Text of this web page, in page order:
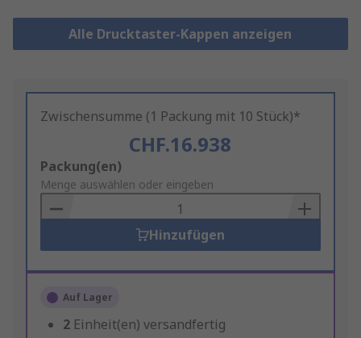
Alle Drucktaster-Kappen anzeigen
Zwischensumme (1 Packung mit 10 Stück)*
CHF.16.938
Add
to
Basket
Packung(en)
Menge auswählen oder eingeben
Hinzufügen
Auf Lager
2 Einheit(en) versandfertig